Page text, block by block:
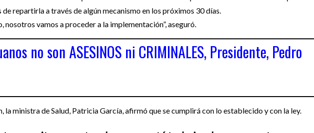
repartirla a través de algún mecanismo en los próximos 30 días.
nosotros vamos a proceder a la implementación”, aseguró.
no son ASESINOS ni CRIMINALES, Presidente, Pedro
ministra de Salud, Patricia García, afirmó que se cumplirá con lo establecido y con la ley.